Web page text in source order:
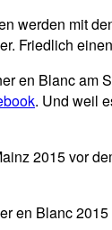
werden mit
Friedlich
en Blanc am
. Und weil
2015 vor
en Blanc